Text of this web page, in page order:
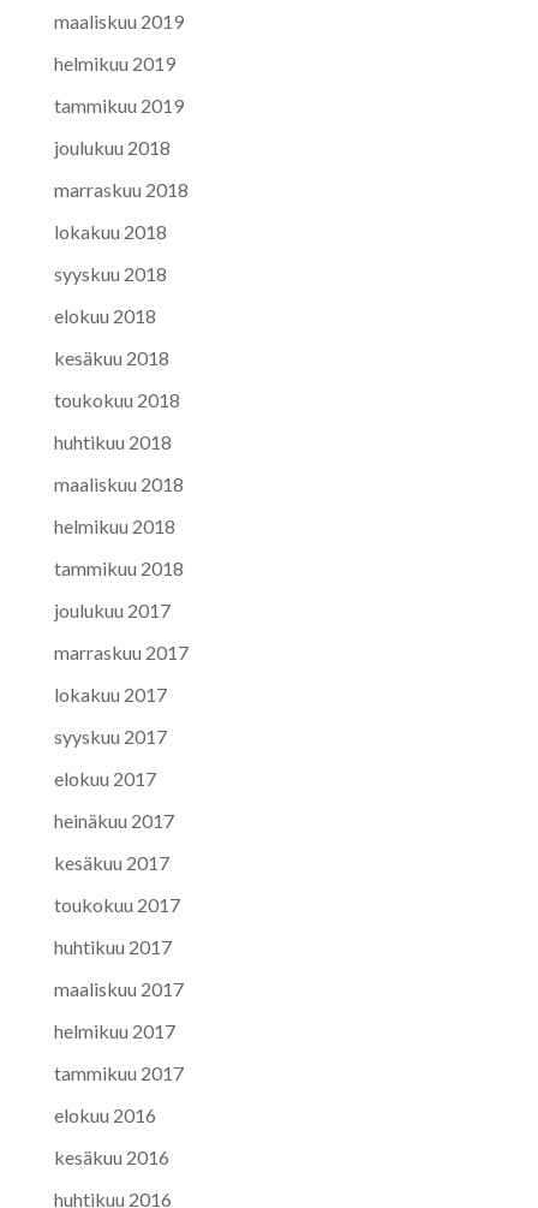
maaliskuu 2019
helmikuu 2019
tammikuu 2019
joulukuu 2018
marraskuu 2018
lokakuu 2018
syyskuu 2018
elokuu 2018
kesäkuu 2018
toukokuu 2018
huhtikuu 2018
maaliskuu 2018
helmikuu 2018
tammikuu 2018
joulukuu 2017
marraskuu 2017
lokakuu 2017
syyskuu 2017
elokuu 2017
heinäkuu 2017
kesäkuu 2017
toukokuu 2017
huhtikuu 2017
maaliskuu 2017
helmikuu 2017
tammikuu 2017
elokuu 2016
kesäkuu 2016
huhtikuu 2016